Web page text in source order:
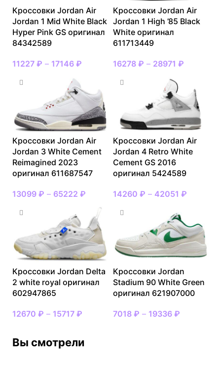
Кроссовки Jordan Air
Jordan 1 Mid White Black
Hyper Pink GS оригинал
84342589
11227 ₽ – 17146 ₽
Кроссовки Jordan Air
Jordan 1 High ’85 Black
White оригинал
611713449
16278 ₽ – 28971 ₽
Кроссовки Jordan Air
Jordan 3 White Cement
Reimagined 2023
оригинал 611687547
13099 ₽ – 65222 ₽
Кроссовки Jordan Air
Jordan 4 Retro White
Cement GS 2016
оригинал 5424589
14260 ₽ – 42051 ₽
Кроссовки Jordan Delta
2 white royal оригинал
602947865
12670 ₽ – 15717 ₽
Кроссовки Jordan
Stadium 90 White Green
оригинал 621907000
7018 ₽ – 19336 ₽
Вы смотрели